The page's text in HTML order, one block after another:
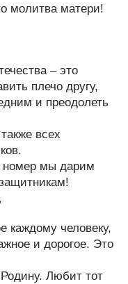
молитва матери!
– это
плечо другу,
и преодолеть
всех
номер мы дарим
каждому человеку,
и дорогое. Это
Любит тот